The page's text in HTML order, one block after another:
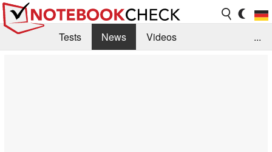
Tests News
Videos
...